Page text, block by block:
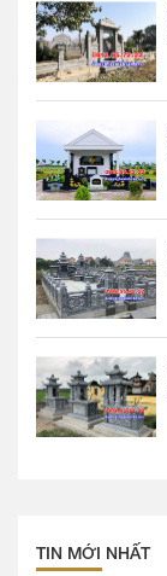
TIN MỚI NHẤT